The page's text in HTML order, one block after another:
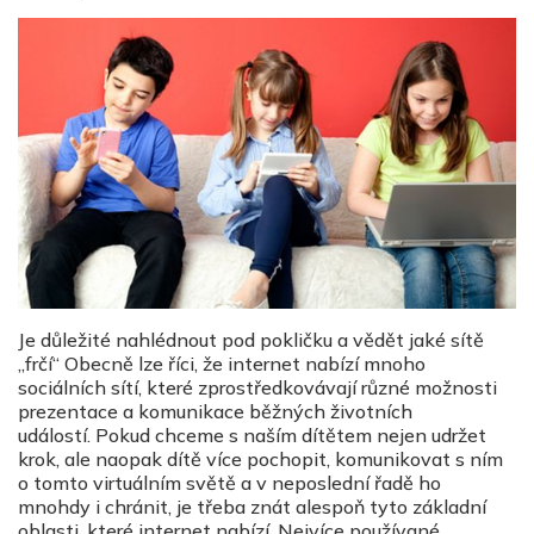
Je důležité nahlédnout pod pokličku a vědět jaké sítě
„frčí“ Obecně lze říci, že internet nabízí mnoho
sociálních sítí, které zprostředkovávají různé možnosti
prezentace a komunikace běžných životních
událostí. Pokud chceme s naším dítětem nejen udržet
krok, ale naopak dítě více pochopit, komunikovat s ním
o tomto virtuálním světě a v neposlední řadě ho
mnohdy i chránit, je třeba znát alespoň tyto základní